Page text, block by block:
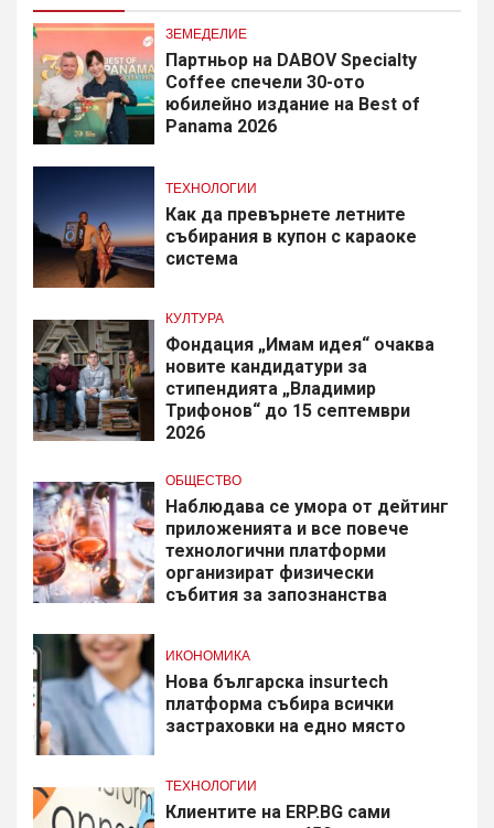
ЗЕМЕДЕЛИЕ
Партньор на DABOV Specialty
Coffee спечели 30-ото
юбилейно издание на Best of
Panama 2026
ТЕХНОЛОГИИ
Как да превърнете летните
събирания в купон с караоке
система
КУЛТУРА
Фондация „Имам идея“ очаква
новите кандидатури за
стипендията „Владимир
Трифонов“ до 15 септември
2026
ОБЩЕСТВО
Наблюдава се умора от дейтинг
приложенията и все повече
технологични платформи
организират физически
събития за запознанства
ИКОНОМИКА
Нова българска insurtech
платформа събира всички
застраховки на едно място
ТЕХНОЛОГИИ
Клиентите на ERP.BG сами